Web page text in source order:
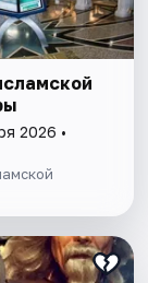
2026 •